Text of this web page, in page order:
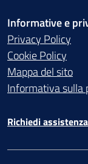
Informative e
Privacy Policy
Cookie Policy
Mappa del sito
Informativa sulla
Richiedi assistenza